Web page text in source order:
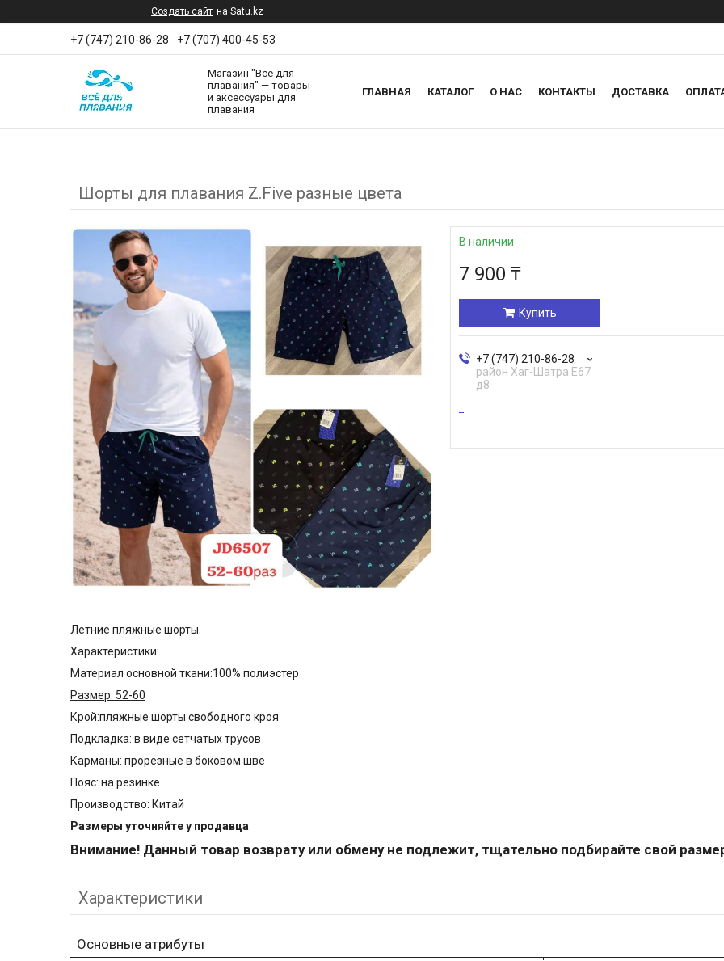
Создать сайт на Satu.kz
+7 (747) 210-86-28 +7 (707) 400-45-53
Магазин "Все для
плавания" — товары
и аксессуары для
плавания
ГЛАВНАЯ КАТАЛОГ О НАС КОНТАКТЫ ДОСТАВКА
Шорты для плавания Z.Five разные цвета
В наличии
7 900 ₸
Купить
+7 (747) 210-86-28
район Хаг-Шатра Е67
д8
Летние пляжные шорты.
Характеристики:
Материал основной ткани:100% полиэстер
Размер: 52-60
Крой:пляжные шорты свободного кроя
Подкладка: в виде сетчатых трусов
Карманы: прорезные в боковом шве
Пояс: на резинке
Производство: Китай
Размеры уточняйте у продавца
Внимание! Данный товар возврату или обмену не подлежит, тщательно подбирайте свой
Характеристики
Основные атрибуты